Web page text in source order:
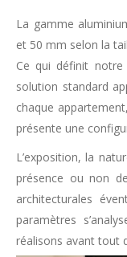
La gamme
et 50 mm selon la
Ce qui définit notre
solution standard
chaque
présente une
L’exposition, la
présence ou non
architecturales
paramètres
réalisons avant tout